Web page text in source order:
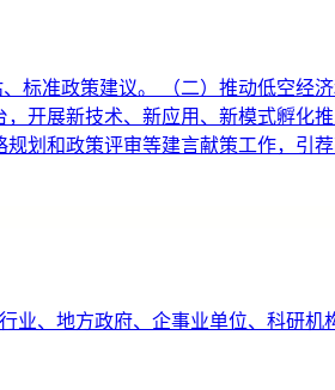
标准政策建议。 （二）推动低空经
开展新技术、新应用、新模式孵化
划和政策评审等建言献策工作，引
业、地方政府、企事业单位、科研机